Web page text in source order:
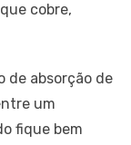
cobre,
de absorção de
um
fique bem